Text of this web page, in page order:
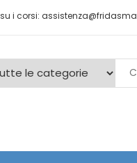
i corsi: